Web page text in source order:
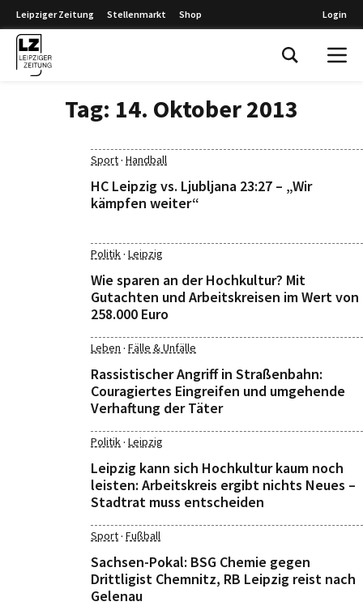
Leipziger Zeitung Stellenmarkt Shop Login
Tag: 14. Oktober 2013
Sport· Handball
HC Leipzig vs. Ljubljana 23:27 – „Wir
kämpfen weiter“
Politik· Leipzig
Wie sparen an der Hochkultur? Mit
Gutachten und Arbeitskreisen im Wert von
258.000 Euro
Leben · Fälle & Unfälle
Rassistischer Angriff in Straßenbahn:
Couragiertes Eingreifen und umgehende
Verhaftung der Täter
Politik· Leipzig
Leipzig kann sich Hochkultur kaum noch
leisten: Arbeitskreis ergibt nichts Neues –
Stadtrat muss entscheiden
Sport· Fußball
Sachsen-Pokal: BSG Chemie gegen
Drittligist Chemnitz, RB Leipzig reist nach
Gelenau